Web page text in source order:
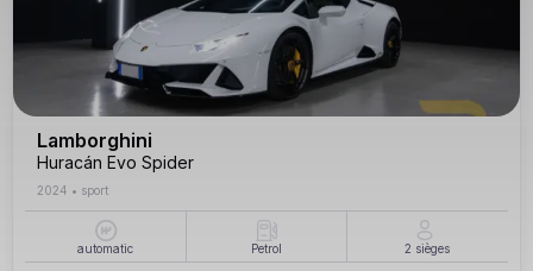
Lamborghini
Huracán Evo Spider
2024 • sport
automatic Petrol 2 sièges